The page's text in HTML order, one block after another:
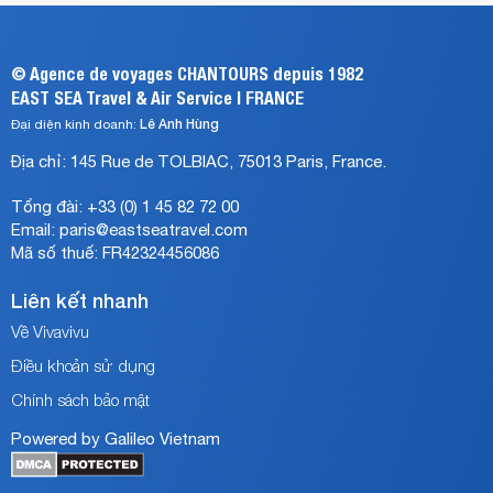
v.v…
Bất
cứ
ai
có
ý
định
du
lịch
châu
Âu
không
dừng
ghé
thăm
Lan
thì
chuyến
©Agence de voyages CHANTOURS depuis 1982
EAST SEA Travel & Air Service | FRANCE
Đại diện kinh doanh: Lê Anh Hùng
Địa chỉ: 145 Rue de TOLBIAC, 75013 Paris, France.
Tổng đài: +33 (0) 1 45 82 72 00
Email: paris@eastseatravel.com
Mã số thuế: FR42324456086
Liên kết nhanh
Về Vivavivu
Điều khoản sử dụng
Chính sách bảo mật
Powered by Galileo Vietnam